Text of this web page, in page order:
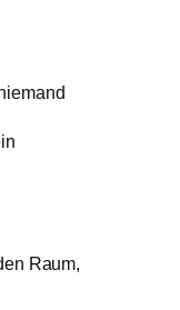
Raum,